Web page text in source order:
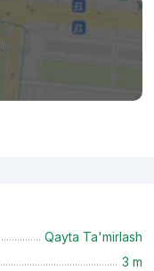
Qayta Ta'mirlash
3 m